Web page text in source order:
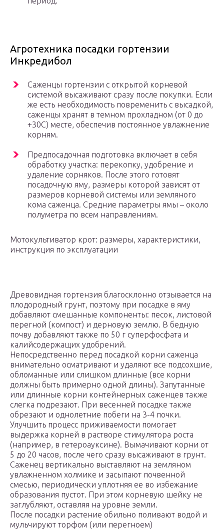
Агротехника посадки гортензии
Инкредибол
Саженцы гортензии с открытой корневой
системой высаживают сразу после покупки. Если
же есть необходимость повременить с высадкой,
саженцы хранят в темном прохладном (от 0 до
+30С) месте, обеспечив постоянное увлажнение
корням.
Предпосадочная подготовка включает в себя
обработку участка: перекопку, удобрение и
удаление сорняков. После этого готовят
посадочную яму, размеры которой зависят от
размеров корневой системы или земляного
кома саженца. Средние параметры ямы – около
полуметра по всем направлениям.
Мотокультиватор крот: размеры, характеристики,
инструкция по эксплуатации
Древовидная гортензия благосклонно отзывается на
плодородный грунт, поэтому при посадке в яму
добавляют смешанные компоненты: песок, листовой
перегной (компост) и дерновую землю. В бедную
почву добавляют также по 50 г суперфосфата и
калийсодержащих удобрений.
Непосредственно перед посадкой корни саженца
внимательно осматривают и удаляют все подсохшие,
обломанные или слишком длинные (все корни
должны быть примерно одной длины). Запутанные
или длинные корни контейнерных саженцев также
слегка подрезают. При весенней посадке также
обрезают и однолетние побеги на 3-4 почки.
Улучшить процесс приживаемости помогает
выдержка корней в растворе стимулятора роста
(например, в гетероауксине). Вымачивают корни от
5 до 20 часов, после чего сразу высаживают в грунт.
Саженец вертикально выставляют на земляном
увлажненном холмике и засыпают почвенной
смесью, периодически уплотняя ее во избежание
образования пустот. При этом корневую шейку не
заглубляют, оставляя на уровне земли.
После посадки растение обильно поливают водой и
мульчируют торфом (или перегноем)